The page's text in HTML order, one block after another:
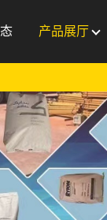
产品展厅